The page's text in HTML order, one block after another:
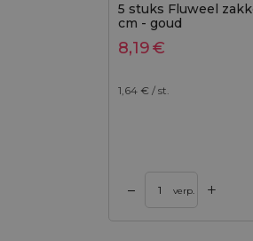
5 stuks Fluweel
cm - goud
8,19€
1,64 € / st.
– verp. +
Toevoegen aan winkelwagen